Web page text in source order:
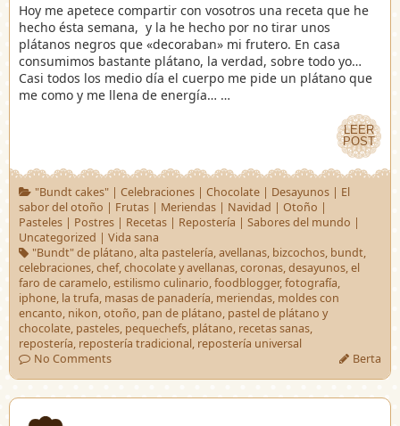
Hoy me apetece compartir con vosotros una receta que he
hecho ésta semana, y la he hecho por no tirar unos
plátanos negros que «decoraban» mi frutero. En casa
consumimos bastante plátano, la verdad, sobre todo yo…
Casi todos los medio día el cuerpo me pide un plátano que
me como y me llena de energía… …
LEER
POST
LEER
POST
"Bundt cakes"| Celebraciones| Chocolate| Desayunos| El
sabor del otoño | Frutas | Meriendas | Navidad | Otoño |
Pasteles | Postres | Recetas | Repostería | Sabores del mundo |
Uncategorized | Vida sana
"Bundt" de plátano,alta pastelería,avellanas, bizcochos, bundt,
celebraciones,chef,chocolate y avellanas,coronas,desayunos,el
faro de caramelo,estilismo culinario,foodblogger,fotografía,
iphone, la trufa, masas de panadería, meriendas, moldes con
encanto, nikon,otoño, pan de plátano, pastel de plátano y
chocolate, pasteles, pequechefs, plátano, recetas sanas,
repostería, repostería tradicional, repostería universal
No Comments
Berta